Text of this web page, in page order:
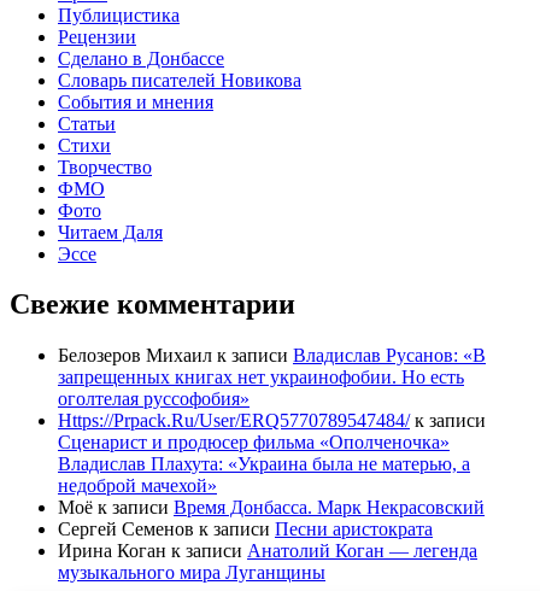
Публицистика
Рецензии
Сделано в Донбассе
Словарь писателей Новикова
События и мнения
Статьи
Стихи
Творчество
ФМО
Фото
Читаем Даля
Эссе
Свежие комментарии
Белозеров Михаил к записи Владислав Русанов: «В
запрещенных книгах нет украинофобии. Но есть
оголтелая руссофобия»
Https://Prpack.Ru/User/ERQ5770789547484/к записи
Сценарист и продюсер фильма «Ополченочка»
Владислав Плахута: «Украина была не матерью, а
недоброй мачехой»
Моё к записи Время Донбасса. Марк Некрасовский
Сергей Семенов к записи Песни аристократа
Ирина Коган к записи Анатолий Коган — легенда
музыкального мира Луганщины